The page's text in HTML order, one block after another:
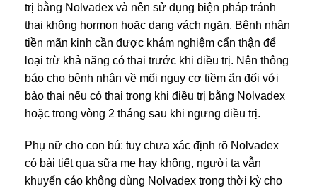
trị bằng Nolvadex và nên sử dụng biện pháp tránh
thai không hormon hoặc dạng vách ngăn. Bệnh nhân
tiền mãn kinh cần được khám nghiệm cẩn thận để
loại trừ khả năng có thai trước khi điều trị. Nên thông
báo cho bệnh nhân về mối nguy cơ tiềm ẩn đối với
bào thai nếu có thai trong khi điều trị bằng Nolvadex
hoặc trong vòng 2 tháng sau khi ngưng điều trị.
Phụ nữ cho con bú: tuy chưa xác định rõ Nolvadex
có bài tiết qua sữa mẹ hay không, người ta vẫn
khuyến cáo không dùng Nolvadex trong thời kỳ cho